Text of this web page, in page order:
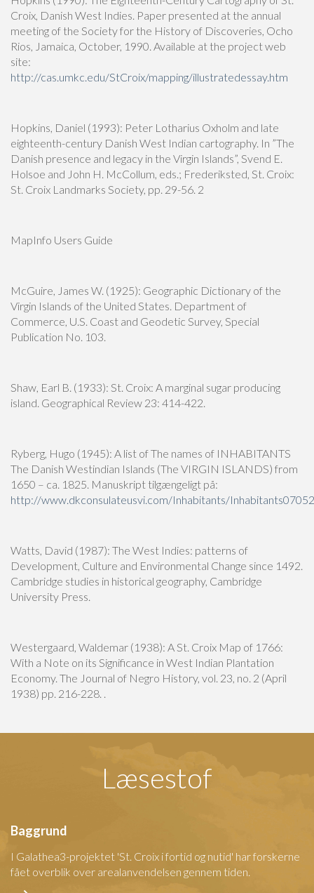
Croix, Danish West Indies. Paper presented at the annual
meeting of the Society for the History of Discoveries, Ocho
Rios, Jamaica, October, 1990. Available at the project web
site:
http://cas.umkc.edu/StCroix/mapping/illustratedessay.htm
Hopkins, Daniel (1993): Peter Lotharius Oxholm and late
eighteenth-century Danish West Indian cartography. In ”The
Danish presence and legacy in the Virgin Islands”, Svend E.
Holsoe and John H. McCollum, eds.; Frederiksted, St. Croix:
St. Croix Landmarks Society, pp. 29-56. 2
MapInfo Users Guide
McGuire, James W. (1925): Geographic Dictionary of the
Virgin Islands of the United States. Department of
Commerce, U.S. Coast and Geodetic Survey, Special
Publication No. 103.
Shaw, Earl B. (1933): St. Croix: A marginal sugar producing
island. Geographical Review 23: 414-422.
Ryberg, Hugo (1945): A list of The names of INHABITANTS
The Danish Westindian Islands (The VIRGIN ISLANDS) from
1650 – ca. 1825. Manuskript tilgængeligt på:
http://www.dkconsulateusvi.com/Inhabitants/
Watts, David (1987): The West Indies: patterns of
Development, Culture and Environmental Change since 1492.
Cambridge studies in historical geography, Cambridge
University Press.
Westergaard, Waldemar (1938): A St. Croix Map of 1766:
With a Note on its Significance in West Indian Plantation
Economy. The Journal of Negro History, vol. 23, no. 2 (April
1938) pp. 216-228. .
Læsestof
Baggrund
I Galathea3-projektet 'St. Croix i fortid og nutid' har forskerne
fået overblik over arealanvendelsen gennem tiden.